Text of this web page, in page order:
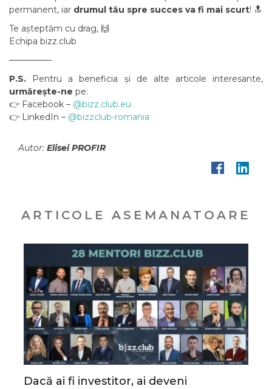
permanent, iar drumul tău spre succes va fi mai scurt! 🔝
Te așteptăm cu drag, 🙌
Echipa bizz.club
––––––––––
P.S. Pentru a beneficia și de alte articole interesante,
urmărește-ne pe:
👉 Facebook – @bizz.club.eu
👉 LinkedIn – @bizzclub-romania
Autor: Elisei PROFIR
ARTICOLE ASEMANATOARE
Dacă ai fi investitor, ai deveni